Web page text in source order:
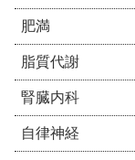
肥満
脂質代謝
腎臓内科
自律神経